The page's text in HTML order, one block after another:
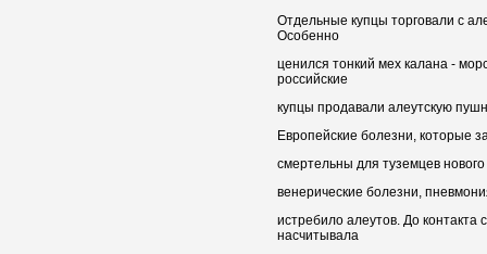
Отдельные купцы торговали с
Особенно
ценился тонкий мех калана -
российские
купцы продавали алеутскую
Европейские болезни, которые
смертельны для туземцев
венерические болезни,
истребило алеутов. До
насчитывала